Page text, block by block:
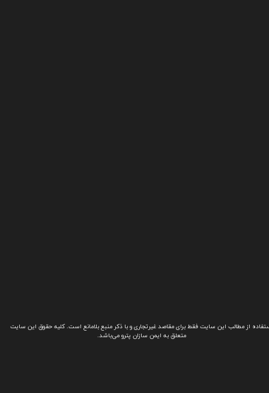
از مطالب این سایت فقط برای مقاصد غیرتجاری و با ذکر منبع بلامانع است. کلیه حقوق این سایت
متعلق به ایمن سازان پترو می‌باشد.